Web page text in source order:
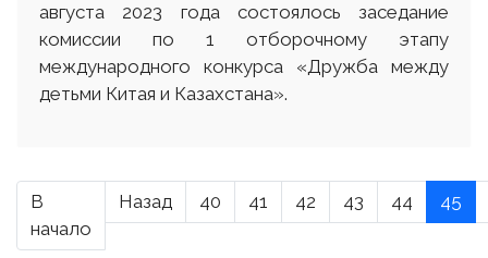
августа 2023 года состоялось заседание
комиссии по 1 отборочному этапу
международного конкурса «Дружба между
детьми Китая и Казахстана».
В
начало
Назад 40 41 42 43 44 45